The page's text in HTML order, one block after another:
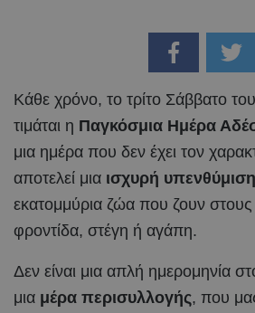
Κάθε χρόνο, το τρίτο Σάββατο
τιμάται η Παγκόσμια Ημέρα
μια ημέρα που δεν έχει τον
αποτελεί μια ισχυρή υπενθύμιση
εκατομμύρια ζώα που ζουν
φροντίδα, στέγη ή αγάπη.
Δεν είναι μια απλή ημερομηνία
μια μέρα περισυλλογής, που